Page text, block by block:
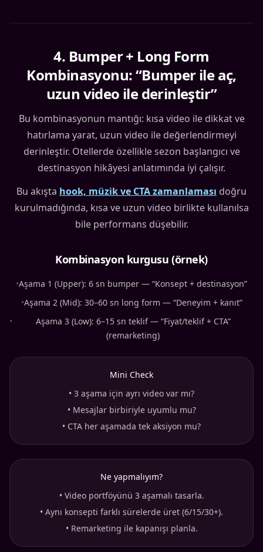
4. Bumper + Long Form
Kombinasyonu: “Bumper ile aç,
uzun video ile derinleştir”
Bu kombinasyonun mantığı: kısa video ile dikkat ve
hatırlama yarat, uzun video ile değerlendirmeyi
derinleştir. Otellerde özellikle sezon başlangıcı ve
destinasyon hikâyesi anlatımında iyi çalışır.
Bu akışta hook, müzik ve CTA zamanlaması doğru
kurulmadığında, kısa ve uzun video birlikte kullanılsa
bile performans düşebilir.
Kombinasyon kurgusu (örnek)
•Aşama 1 (Upper): 6 sn bumper — “Konsept + destinasyon”
•Aşama 2 (Mid): 30–60 sn long form — “Deneyim + kanıt”
•
Aşama 3 (Low): 6–15 sn teklif — “Fiyat/teklif + CTA”
(remarketing)
Mini Check
• 3 aşama için ayrı video var mı?
• Mesajlar birbiriyle uyumlu mu?
• CTA her aşamada tek aksiyon mu?
Ne yapmalıyım?
• Video portföyünü 3 aşamalı tasarla.
• Aynı konsepti farklı sürelerde üret (6/15/30+).
• Remarketing ile kapanışı planla.